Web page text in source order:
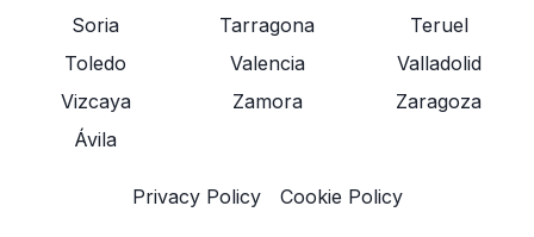
Soria Tarragona
Teruel
Toledo
Valencia
Valladolid
Vizcaya
Zamora
Zaragoza
Ávila
Privacy Policy Cookie Policy